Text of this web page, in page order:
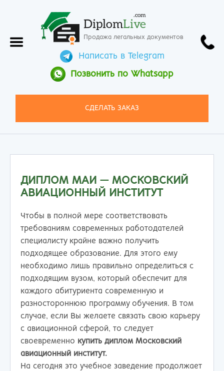
DiplomLive
.com
Продажа легальных документов
Написать в Telegram
Позвонить по Whatsapp
СДЕЛАТЬ ЗАКАЗ
ДИПЛОМ МАИ — МОСКОВСКИЙ
АВИАЦИОННЫЙ ИНСТИТУТ
Чтобы в полной мере соответствовать
требованиям современных работодателей
специалисту крайне важно получить
подходящее образование. Для этого ему
необходимо лишь правильно определиться с
подходящим вузом, который обеспечит для
каждого абитуриента современную и
разностороннюю программу обучения. В том
случае, если Вы желаете связать свою карьеру
с авиационной сферой, то следует
своевременно купить диплом Московский
авиационный институт.
На сегодня это учебное заведение продолжает